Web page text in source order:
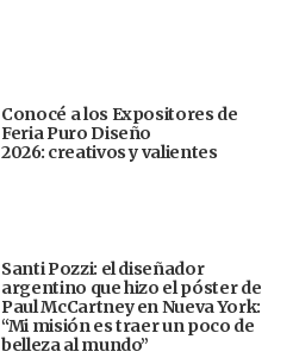
Conocé a los Expositores de
Feria Puro Diseño
2026: creativos y valientes
Santi Pozzi: el diseñador
argentino que hizo el póster de
Paul McCartney en Nueva York:
“Mi misión es traer un poco de
belleza al mundo”